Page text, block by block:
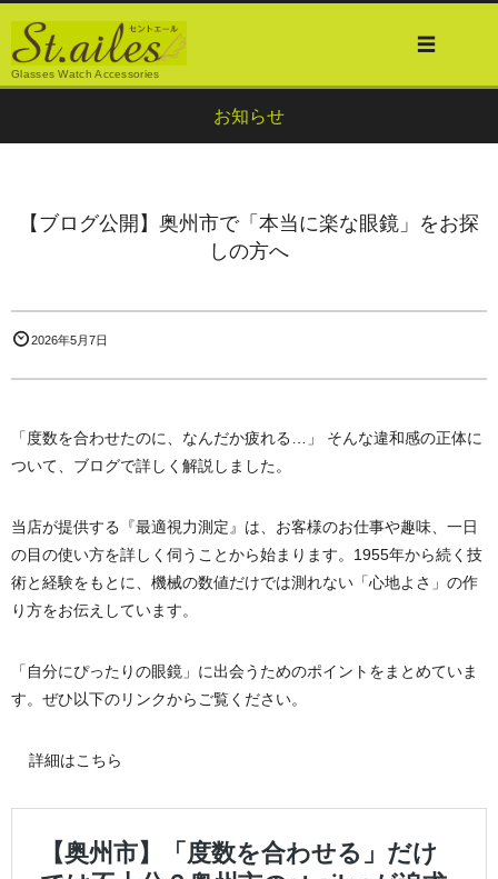
Glasses Watch Accessories
お知らせ
【ブログ公開】奥州市で「本当に楽な眼鏡」をお探
しの方へ
2026年5月7日
「度数を合わせたのに、なんだか疲れる…」 そんな違和感の正体に
ついて、ブログで詳しく解説しました。
当店が提供する『最適視力測定』は、お客様のお仕事や趣味、一日
の目の使い方を詳しく伺うことから始まります。1955年から続く技
術と経験をもとに、機械の数値だけでは測れない「心地よさ」の作
り方をお伝えしています。
「自分にぴったりの眼鏡」に出会うためのポイントをまとめていま
す。ぜひ以下のリンクからご覧ください。
詳細はこちら